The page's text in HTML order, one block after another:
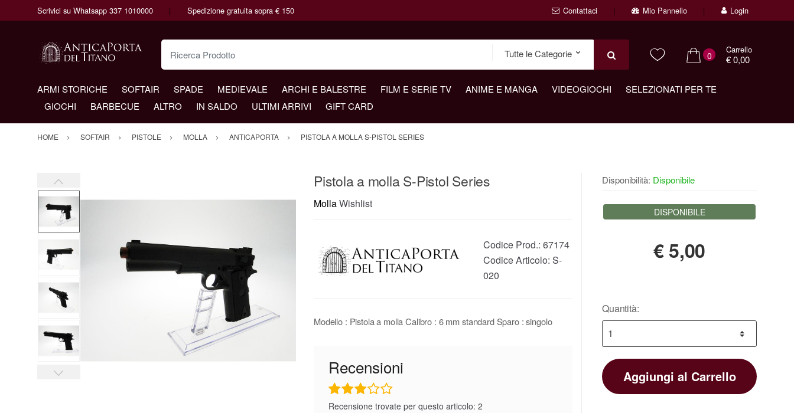
Scrivici su Whatsapp 337 1010000 Spedizione gratuita sopra € 150 Contattaci Mio Pannello Login
Ricerca Prodotto
0
Carrello
€ 0,00
ARMI STORICHE SOFTAIR SPADE MEDIEVALE ARCHI E BALESTRE FILM E SERIE TV ANIME E MANGA VIDEOGIOCHI
SELEZIONATI PER TE
GIOCHI
BARBECUE ALTRO IN SALDO ULTIMI ARRIVI GIFT CARD
HOME SOFTAIR PISTOLE MOLLA ANTICAPORTA PISTOLA A MOLLA S-PISTOL SERIES
Pistola a molla S-Pistol Series
MollaWishlist
Codice Prod.: 67174
Codice Articolo: S-
020
Modello : Pistola a molla Calibro : 6 mm standard Sparo : singolo
Recensioni
Recensione trovate per questo articolo: 2
Disponibilità: Disponibile
DISPONIBILE
€5,00
Quantità:
Aggiungi al Carrello